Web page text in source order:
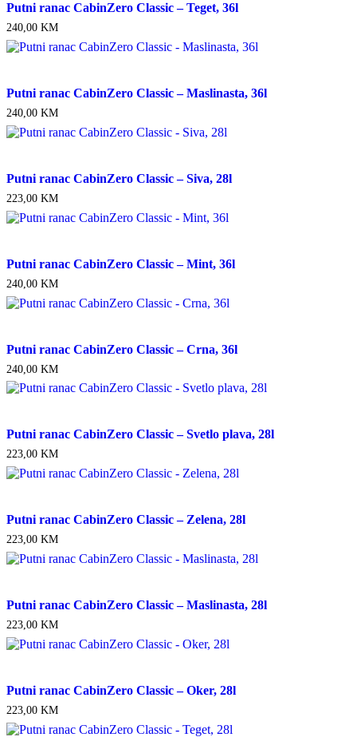
Putni ranac CabinZero Classic – Teget, 36l
240,00 KM
Putni ranac CabinZero Classic – Maslinasta, 36l
240,00 KM
Putni ranac CabinZero Classic – Siva, 28l
223,00 KM
Putni ranac CabinZero Classic – Mint, 36l
240,00 KM
Putni ranac CabinZero Classic – Crna, 36l
240,00 KM
Putni ranac CabinZero Classic – Svetlo plava, 28l
223,00 KM
Putni ranac CabinZero Classic – Zelena, 28l
223,00 KM
Putni ranac CabinZero Classic – Maslinasta, 28l
223,00 KM
Putni ranac CabinZero Classic – Oker, 28l
223,00 KM